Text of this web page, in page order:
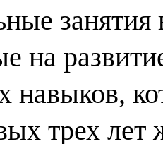
на
трех лет